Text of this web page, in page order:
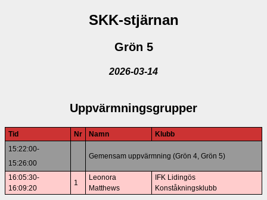
SKK-stjärnan
Grön 5
2026-03-14
Uppvärmningsgrupper
Tid Nr Namn
Klubb
15:22:00-
15:26:00
Gemensam uppvärmning (Grön 4, Grön 5)
16:05:30-
16:09:20
1
Leonora
Matthews
IFK Lidingös
Konståkningsklubb